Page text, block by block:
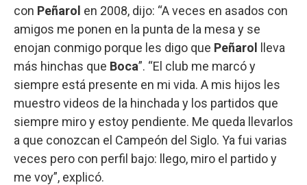
con Peñarol en 2008, dijo: “A veces en asados con
amigos me ponen en la punta de la mesa y se
enojan conmigo porque les digo que Peñarol
lleva
más hinchas que Boca”. “El club me marcó y
siempre está presente en mi vida. A mis hijos les
muestro videos de la hinchada y los partidos que
siempre miro y estoy pendiente. Me queda llevarlos
a que conozcan el Campeón del Siglo. Ya fui varias
veces pero con perfil bajo: llego, miro el partido y
me voy”, explicó.